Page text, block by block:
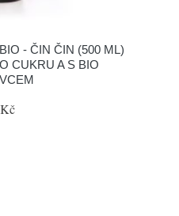
- ČIN ČIN (500 ML)
CUKRU A S BIO